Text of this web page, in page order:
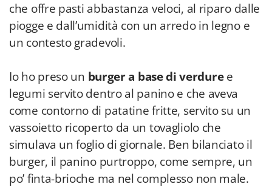
che offre pasti abbastanza veloci, al riparo dalle
piogge e dall’umidità con un arredo in legno e
un contesto gradevoli.
Io ho preso un burger a base di verduree
legumi servito dentro al panino e che aveva
come contorno di patatine fritte, servito su un
vassoietto ricoperto da un tovagliolo che
simulava un foglio di giornale. Ben bilanciato il
burger, il panino purtroppo, come sempre, un
po’ finta-brioche ma nel complesso non male.